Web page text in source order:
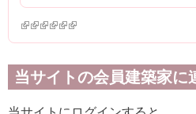
(link is external)
(link is external)
(link is external)
(link is external)
(link is external)
(link is external)
当サイトの会員建築家に